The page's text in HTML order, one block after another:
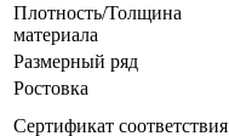
Плотность/Толщина
материала
Размерный ряд
Ростовка
Сертификат соответствия